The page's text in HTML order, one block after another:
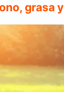
grasa